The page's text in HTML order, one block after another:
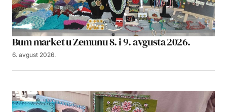
Bum market u Zemunu 8. i 9. avgusta 2026.
6. avgust 2026.